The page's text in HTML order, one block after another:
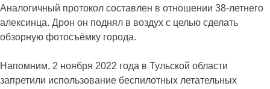
Аналогичный протокол составлен в отношении 38-летнего
алексинца. Дрон он поднял в воздух с целью сделать
обзорную фотосъёмку города.
Напомним, 2 ноября 2022 года в Тульской области
запретили использование беспилотных летательных